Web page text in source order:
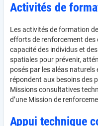
Activités de
Les activités de formation
efforts de renforcement des
capacité des individus et
spatiales pour prévenir,
posés par les aléas naturels
répondent aux besoins des
Missions consultatives
d’une Mission de
Appui technique